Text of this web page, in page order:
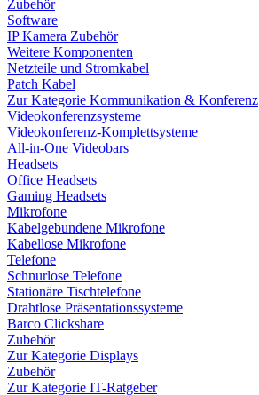
Zubehör
Software
IP Kamera Zubehör
Weitere Komponenten
Netzteile und Stromkabel
Patch Kabel
Zur Kategorie Kommunikation & Konferenz
Videokonferenzsysteme
Videokonferenz-Komplettsysteme
All-in-One Videobars
Headsets
Office Headsets
Gaming Headsets
Mikrofone
Kabelgebundene Mikrofone
Kabellose Mikrofone
Telefone
Schnurlose Telefone
Stationäre Tischtelefone
Drahtlose Präsentationssysteme
Barco Clickshare
Zubehör
Zur Kategorie Displays
Zubehör
Zur Kategorie IT-Ratgeber